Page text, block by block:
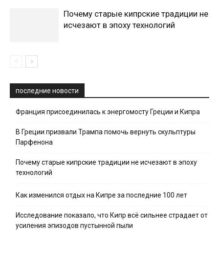
Почему старые кипрские традиции не
исчезают в эпоху технологий
последние новости
Франция присоединилась к энергомосту Греции и Кипра
В Греции призвали Трампа помочь вернуть скульптуры
Парфенона
Почему старые кипрские традиции не исчезают в эпоху
технологий
Как изменился отдых на Кипре за последние 100 лет
Исследование показало, что Кипр всё сильнее страдает от
усиления эпизодов пустынной пыли